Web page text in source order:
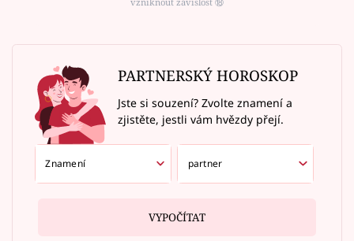
PARTNERSKÝ HOROSKOP
Jste si souzení? Zvolte znamení a
zjistěte, jestli vám hvězdy přejí.
VYPOČÍTAT